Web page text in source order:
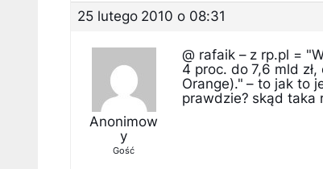
25 lutego 2010 o 08:31
Anonimow
y
Gość
@ rafaik – z rp.pl =
4 proc. do 7,6 mld
Orange)." – to jak to
prawdzie? skąd taka